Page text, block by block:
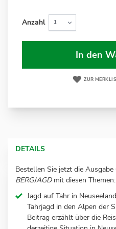
Anzahl
In den
ZUR
DETAILS
Bestellen Sie jetzt die
BERGJAGD mit diesen Themen:
Jagd auf Tahr in
Tahrjagd in den Alpen der
Beitrag erzählt über die